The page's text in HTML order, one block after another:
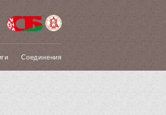
Соединения